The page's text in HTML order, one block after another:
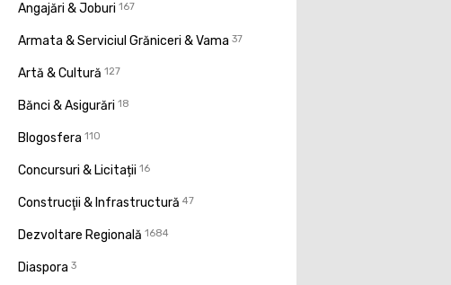
Angajări & Joburi 167
Armata & Serviciul Grăniceri & Vama 37
Artă & Cultură 127
Bănci & Asigurări 18
Blogosfera 110
Concursuri & Licitații 16
Construcţii & Infrastructură 47
Dezvoltare Regională 1684
Diaspora 3